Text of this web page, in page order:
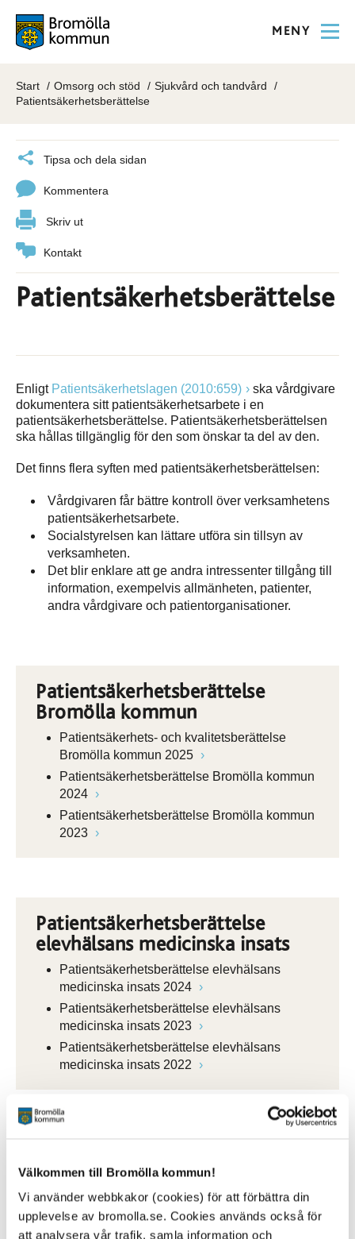
Välkommen till Bromölla kommun!
Vi använder webbkakor (cookies) för att förbättra din
upplevelse av bromolla.se. Cookies används också för
att analysera vår trafik, samla information och
MENY
Start Omsorg och stöd
Sjukvård och tandvård
Patientsäkerhetsberättelse
Tipsa och dela sidan
Kommentera
Skriv ut
Kontakt
Patientsäkerhetsberättelse
Enligt Patientsäkerhetslagen (2010:659)
ska vårdgivare
dokumentera sitt patientsäkerhetsarbete i en
patientsäkerhetsberättelse. Patientsäkerhetsberättelsen
ska hållas tillgänglig för den som önskar ta del av den.
Det finns flera syften med patientsäkerhetsberättelsen:
Vårdgivaren får bättre kontroll över verksamhetens
patientsäkerhetsarbete.
Socialstyrelsen kan lättare utföra sin tillsyn av
verksamheten.
Det blir enklare att ge andra intressenter tillgång till
information, exempelvis allmänheten, patienter,
andra vårdgivare och patientorganisationer.
Patientsäkerhetsberättelse
Bromölla kommun
Patientsäkerhets- och kvalitetsberättelse
Bromölla kommun 2025
Patientsäkerhetsberättelse Bromölla kommun
2024
Patientsäkerhetsberättelse Bromölla kommun
2023
Patientsäkerhetsberättelse
elevhälsans medicinska insats
Patientsäkerhetsberättelse elevhälsans
medicinska insats 2024
Patientsäkerhetsberättelse elevhälsans
medicinska insats 2023
Patientsäkerhetsberättelse elevhälsans
medicinska insats 2022
elevhälsans psykologiska insats
Patientsäkerhetsberättelse elevhälsans
psykologiska insats 2024